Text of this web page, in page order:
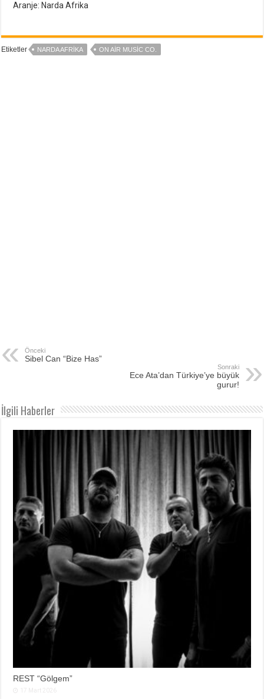
Aranje: Narda Afrika
Etiketler NARDA AFRIKA ON AIR MUSIC CO.
Önceki
Sibel Can “Bize Has”
Sonraki
Ece Ata’dan Türkiye’ye büyük
gurur!
İlgili Haberler
REST “Gölgem”